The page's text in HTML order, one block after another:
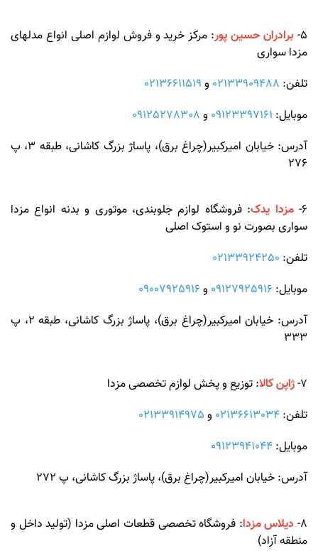
5- برادران حسین پور: مرکز خرید و فروش لوازم اصلی انواع مدلهای
مزدا سواری
تلفن: 02133909488 و 02136611519
موبایل: 09123397161 و 09125278308
آدرس: خیابان امیرکبیر(چراغ برق)، پاساژ بزرگ کاشانی، طبقه 3، پ
276
6- مزدا یدک: فروشگاه لوازم جلوبندی، موتوری و بدنه انواع مزدا
سواری بصورت نو و استوک اصلی
تلفن: 02133924250
موبایل: 09127925916 و 09007925916
آدرس: خیابان امیرکبیر(چراغ برق)، پاساژ بزرگ کاشانی، طبقه 2، پ
333
7- ژاپن کالا: توزیع و پخش لوازم تخصصی مزدا
تلفن: 02136613034 و 02133914975
موبایل: 09123941044
آدرس: خیابان امیرکبیر(چراغ برق)، پاساژ بزرگ کاشانی، پ 272
8- دیلاس مزدا: فروشگاه تخصصی قطعات اصلی مزدا (تولید داخل و
منطقه آزاد)